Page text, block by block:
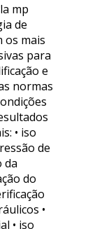
mp
de
os mais
para
e
normas
• iso
de
da
do
•
• iso